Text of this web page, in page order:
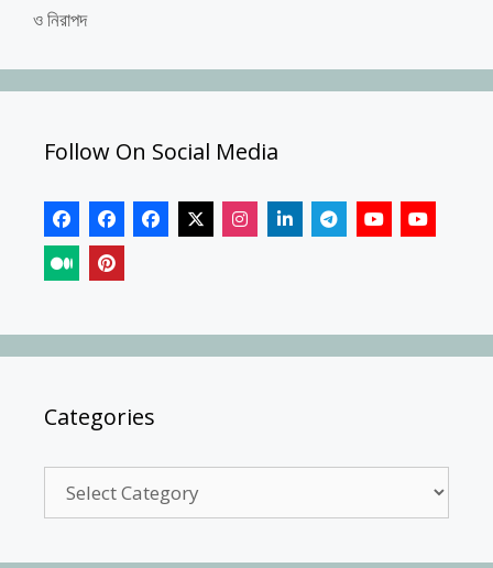
ও নিরাপদ
Follow On Social Media
Categories